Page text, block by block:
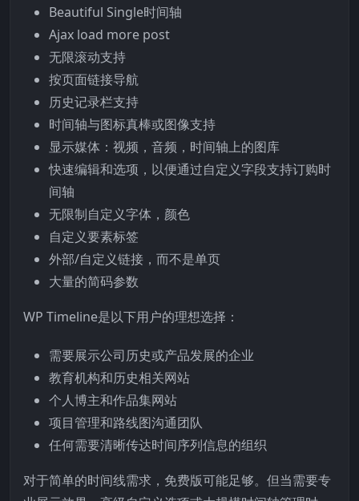
Beautiful Single时间轴
Ajax load more post
无限滚动支持
按页面链接导航
历史记录栏支持
时间轴与图标真棒或图像支持
显示媒体：视频，音频，时间轴上的图库
快速编辑和选项，以便通过自定义字段支持订购时
间轴
无限制自定义字体，颜色
自定义要素标签
外部/自定义链接，而不是单页
大量的简码参数
WP Timeline是以下用户的理想选择：
需要展示公司历史或产品发展的企业
教育机构和历史相关网站
个人博主和作品集网站
项目管理和路线图沟通团队
任何需要清晰传达时间序列信息的组织
对于简单的时间线需求，免费版可能足够。但当需要专